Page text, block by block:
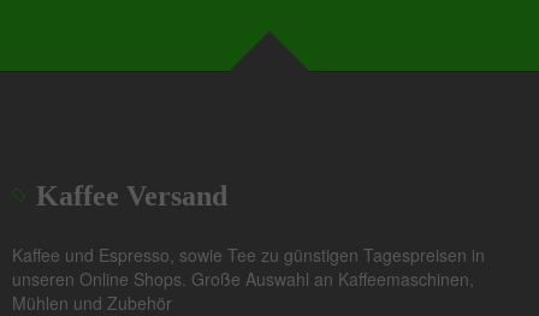
Kaffee Versand
Kaffee und Espresso, sowie Tee zu günstigen Tagespreisen in
unseren Online Shops. Große Auswahl an Kaffeemaschinen,
Mühlen und Zubehör